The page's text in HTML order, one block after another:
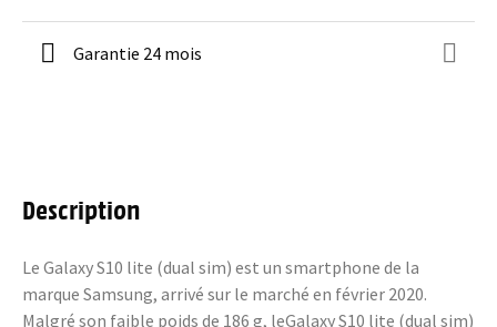
Garantie 24 mois
Description
Le Galaxy S10 lite (dual sim) est un smartphone de la
marque Samsung, arrivé sur le marché en février 2020.
Malgré son faible poids de 186 g, leGalaxy S10 lite (dual sim)